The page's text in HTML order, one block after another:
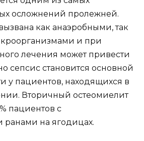
осложнений пролежней.
как анаэробными, так
и при
лечения может привести
сепсис становится основной
у пациентов, находящихся в
Вторичный остеомиелит
пациентов с
на ягодицах.